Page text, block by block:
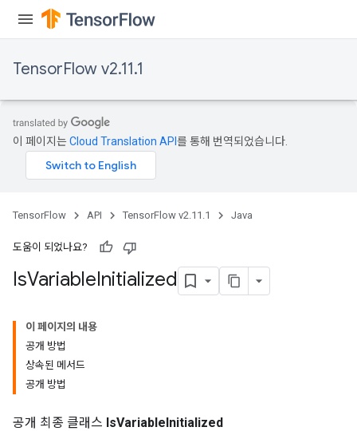
TensorFlow v2.11.1
이 페이지는Cloud Translation API 를 통해 번역되었습니다.
TensorFlow API TensorFlow v2.11.1 Java
도움이 되었나요?
IsVariableInitialized
이 페이지의 내용
공개 방법
상속된 메서드
공개 방법
공개 최종 클래스 IsVariableInitialized